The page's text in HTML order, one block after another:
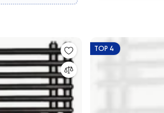
TOP 4